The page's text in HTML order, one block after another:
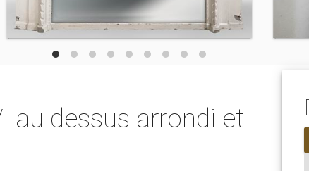
au dessus arrondi et